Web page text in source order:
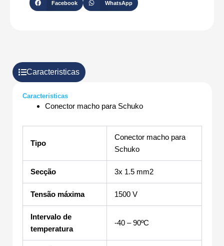
Facebook WhatsApp
Caracteristicas
Caracteristicas
Conector macho para Schuko
Tipo
Conector macho para
Schuko
Secção 3x 1.5 mm2
Tensão máxima 1500 V
Intervalo de
temperatura
-40 – 90ºC